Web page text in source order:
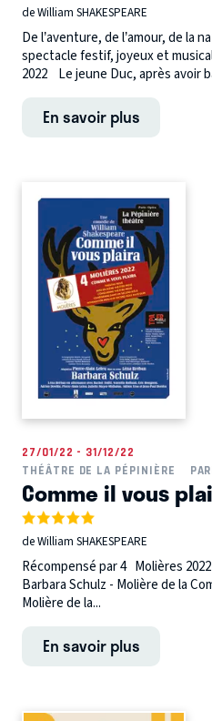
de William SHAKESPEARE
De l’aventure, de l’amour, de la
spectacle festif, joyeux et
2022 Le jeune Duc, après avoir
En savoir plus
27/01/22 - 31/12/22
THÉÂTRE DE LA PÉPINIÈRE
Comme il vous
de William SHAKESPEARE
Récompensé par 4 Molières
Barbara Schulz - Molière de la
Molière de la...
En savoir plus